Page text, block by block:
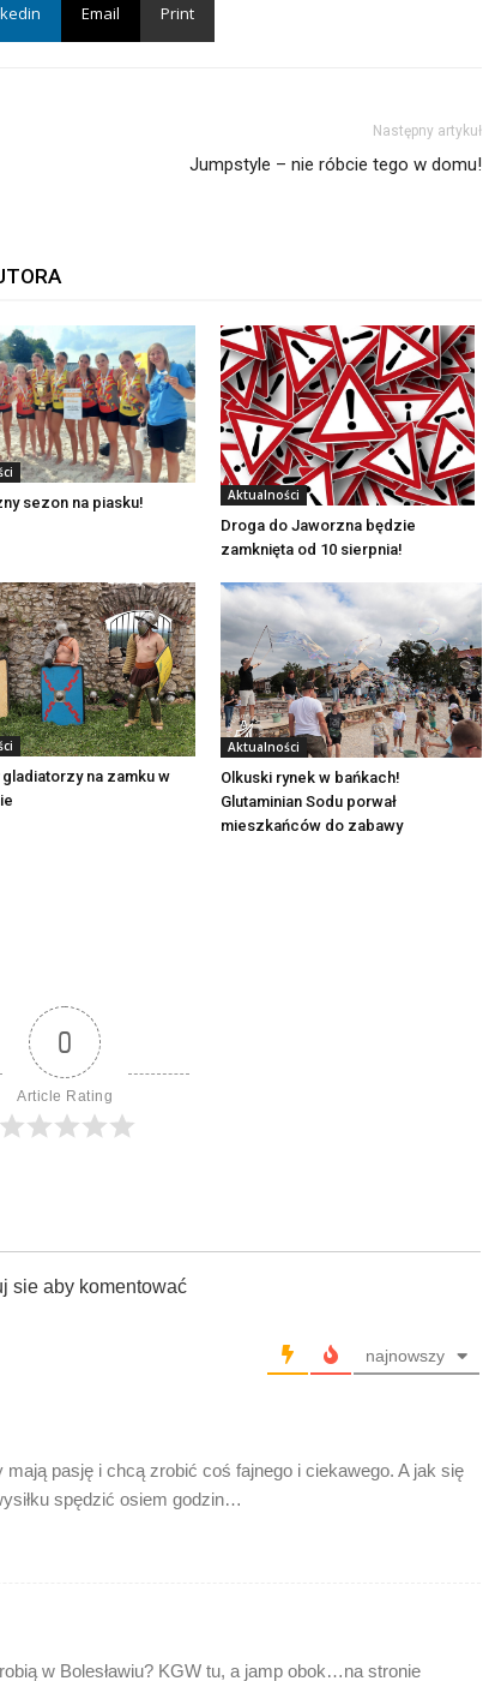
Email Print
Następny artykuł
Jumpstyle – nie róbcie tego w domu!
sezon na piasku! Aktualności
Droga do Jaworzna będzie
zamknięta od 10 sierpnia!
gladiatorzy na zamku w
Aktualności
Olkuski rynek w bańkach!
Glutaminian Sodu porwał
mieszkańców do zabawy
0
Article Rating
sie aby komentować
najnowszy
pasję i chcą zrobić coś fajnego i ciekawego. A jak się
spędzić osiem godzin…
w Bolesławiu? KGW tu, a jamp obok…na stronie